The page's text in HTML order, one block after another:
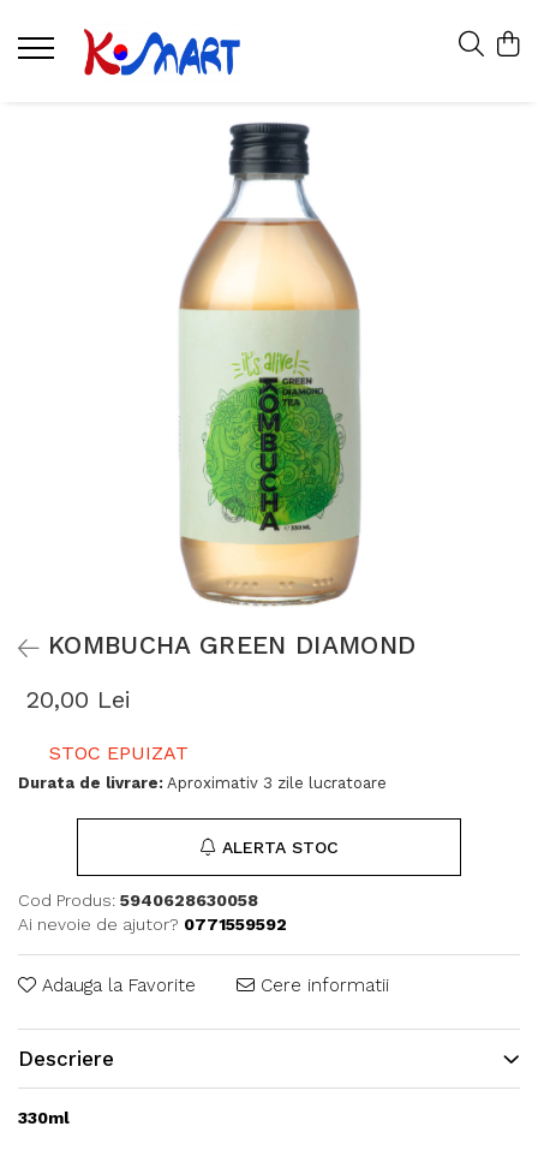
KOMBUCHA GREEN DIAMOND
20,00 Lei
STOC EPUIZAT
Durata de livrare: Aproximativ 3 zile lucratoare
ALERTA STOC
Cod Produs: 5940628630058
Ai nevoie de ajutor? 0771559592
Adauga la Favorite Cere informatii
Descriere
330ml